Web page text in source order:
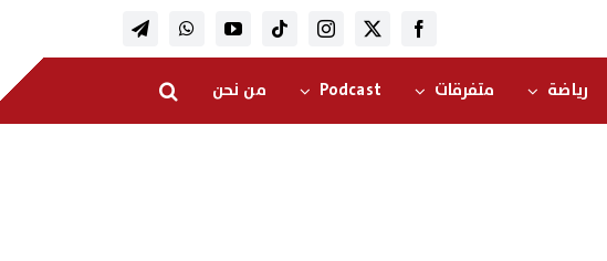
رياضة متفرقات Podcast من نحن